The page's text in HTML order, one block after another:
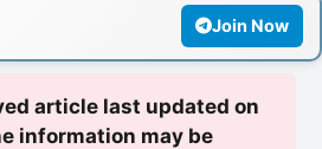
Join Now
article last updated on
information may be